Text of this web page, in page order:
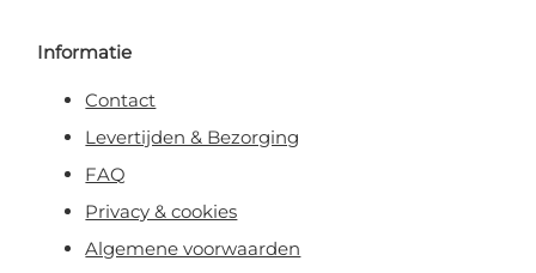
Informatie
Contact
Levertijden & Bezorging
FAQ
Privacy & cookies
Algemene voorwaarden